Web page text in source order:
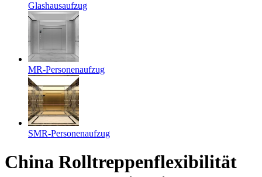
Glashausaufzug
MR-Personenaufzug
SMR-Personenaufzug
China Rolltreppenflexibilität